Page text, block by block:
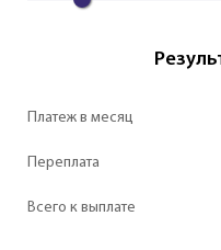
Платеж в месяц
Переплата
Всего к выплате